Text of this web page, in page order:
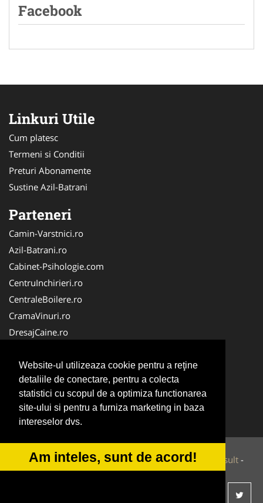
Website-ul utilizeaza cookie pentru a reţine
detaliile de conectare, pentru a colecta
statistici cu scopul de a optimiza functionarea
site-ului si pentru a furniza marketing in baza
intereselor dvs.
Am inteles, sunt de acord!
Facebook
Linkuri Utile
Cum platesc
Termeni si Conditii
Preturi Abonamente
Sustine Azil-Batrani
Parteneri
Camin-Varstnici.ro
Azil-Batrani.ro
Cabinet-Psihologie.com
CentruInchirieri.ro
CentraleBoilere.ro
CramaVinuri.ro
DresajCaine.ro
Alpinist-Utilitar.com
Birouri-Cadastru.ro
FirmaTractariAuto.ro
Service-Reparatii.com
© 2014-2026 Powered byVilonMedia&Tokaido Consult -
ANPC SOL